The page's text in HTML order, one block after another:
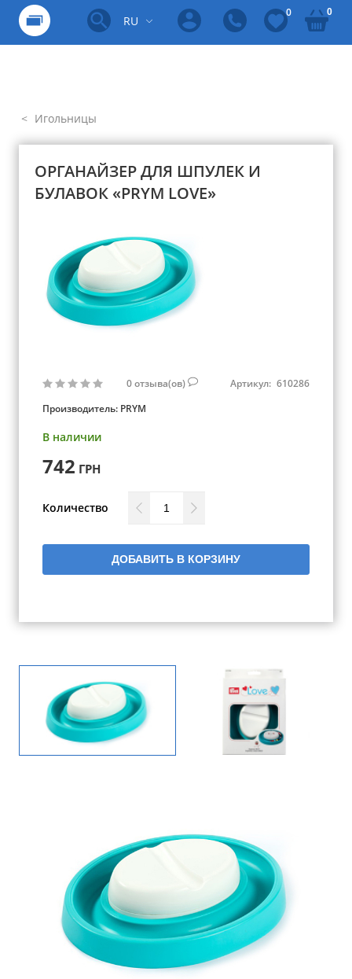
RU
0 0
Игольницы
ОРГАНАЙЗЕР ДЛЯ ШПУЛЕК И
БУЛАВОК «PRYM LOVE»
0отзыва(ов) Артикул: 610286
Производитель: PRYM
В наличии
742 ГРН
Количество
ДОБАВИТЬ В КОРЗИНУ